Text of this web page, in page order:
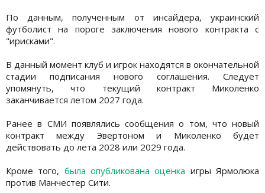
По данным, полученным от инсайдера, украинский
футболист на пороге заключения нового контракта с
"ирисками".
В данный момент клуб и игрок находятся в окончательной
стадии подписания нового соглашения. Следует
упомянуть, что текущий контракт Миколенко
заканчивается летом 2027 года.
Ранее в СМИ появлялись сообщения о том, что новый
контракт между Эвертоном и Миколенко будет
действовать до лета 2028 или 2029 года.
Кроме того, была опубликована оценка игры Ярмолюка
против Манчестер Сити.